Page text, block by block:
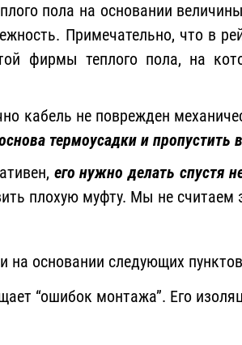
пола на основании
Примечательно, что в
фирмы теплого пола, на
кабель не поврежден
термоусадки и пропустить
его нужно делать спустя
плохую муфту. Мы не
на основании следующих
“ошибок монтажа”. Его